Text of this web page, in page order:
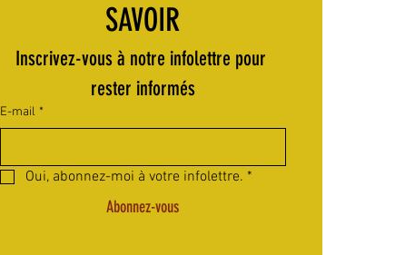
SAVOIR
Inscrivez-vous à notre infolettre pour
rester informés
E-mail *
Oui, abonnez-moi à votre infolettre. *
Abonnez-vous